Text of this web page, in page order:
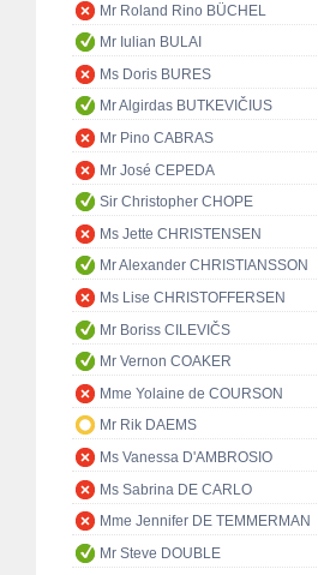
Mr Roland Rino BÜCHEL
Mr Iulian BULAI
Ms Doris BURES
Mr Algirdas BUTKEVIČIUS
Mr Pino CABRAS
Mr José CEPEDA
Sir Christopher CHOPE
Ms Jette CHRISTENSEN
Mr Alexander CHRISTIANSSON
Ms Lise CHRISTOFFERSEN
Mr Boriss CILEVIČS
Mr Vernon COAKER
Mme Yolaine de COURSON
Mr Rik DAEMS
Ms Vanessa D'AMBROSIO
Ms Sabrina DE CARLO
Mme Jennifer DE TEMMERMAN
Mr Steve DOUBLE